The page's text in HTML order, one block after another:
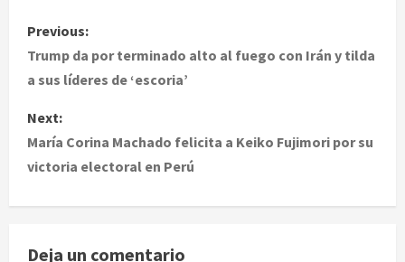
P
o
t
n
a
v
Previous:
Trump da por terminado alto al fuego con Irán y tilda
a sus líderes de ‘escoria’
Next:
María Corina Machado felicita a Keiko Fujimori por su
victoria electoral en Perú
Deja un comentario